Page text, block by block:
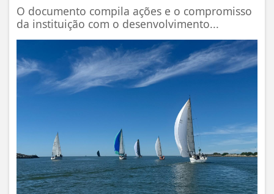
O documento compila ações e o compromisso
da instituição com o desenvolvimento...